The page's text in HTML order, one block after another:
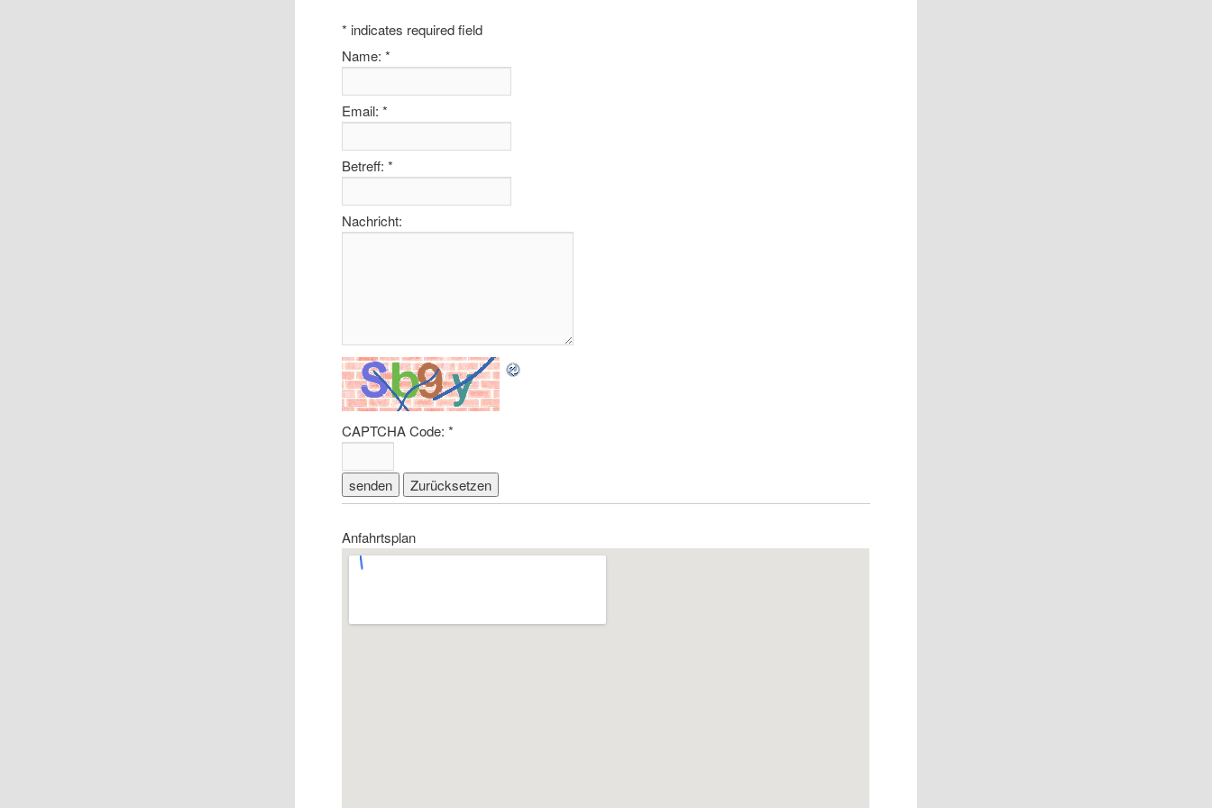
* indicates required field
Name: *
Email: *
Betreff: *
Nachricht:
CAPTCHA Code: *
Anfahrtsplan